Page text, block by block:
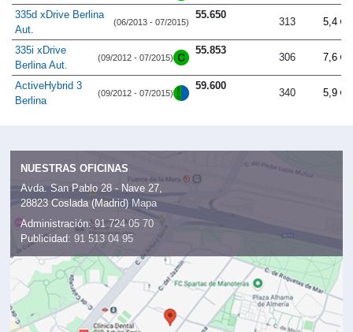
335d xDrive Berlina
Aut.
(06/2013 - 07/2015)
55.650
313 5,4
335i xDrive
Berlina Aut.
(09/2012 - 07/2015)
55.853
306 7,6
ActiveHybrid 3
Berlina
(09/2012 - 07/2015)
59.600
340 5,9
NUESTRAS OFICINAS
Avda. San Pablo 28 - Nave 27,
28823 Coslada (Madrid) Mapa
Administración: 91 724 05 70
Publicidad: 91 513 04 95